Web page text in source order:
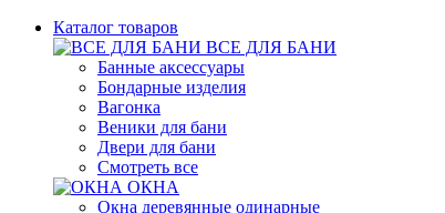
Каталог товаров
ВСЕ ДЛЯ БАНИ
Банные аксессуары
Бондарные изделия
Вагонка
Веники для бани
Двери для бани
Смотреть все
ОКНА
Окна деревянные одинарные